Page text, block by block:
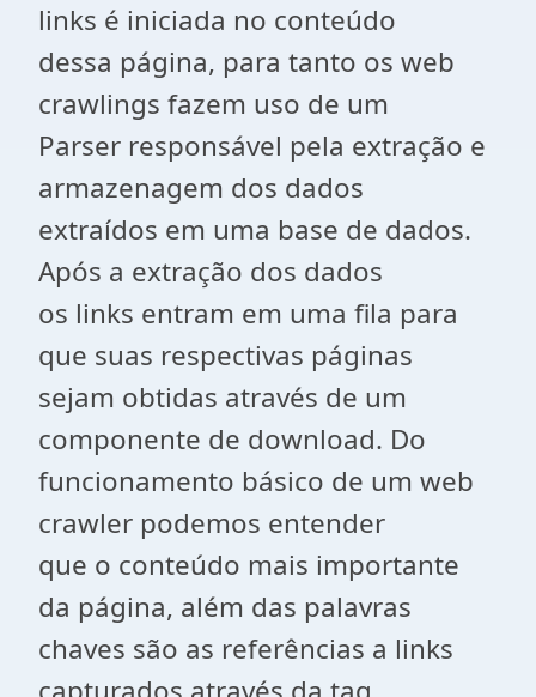
links é iniciada no conteúdo
dessa página, para tanto os web
crawlings fazem uso de um
Parser responsável pela extração e
armazenagem dos dados
extraídos em uma base de dados.
Após a extração dos dados
os links entram em uma fila para
que suas respectivas páginas
sejam obtidas através de um
componente de download. Do
funcionamento básico de um web
crawler podemos entender
que o conteúdo mais importante
da página, além das palavras
chaves são as referências a links